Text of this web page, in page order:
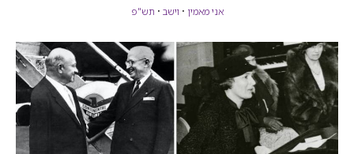
אני מאמין • וישב • תש"פ